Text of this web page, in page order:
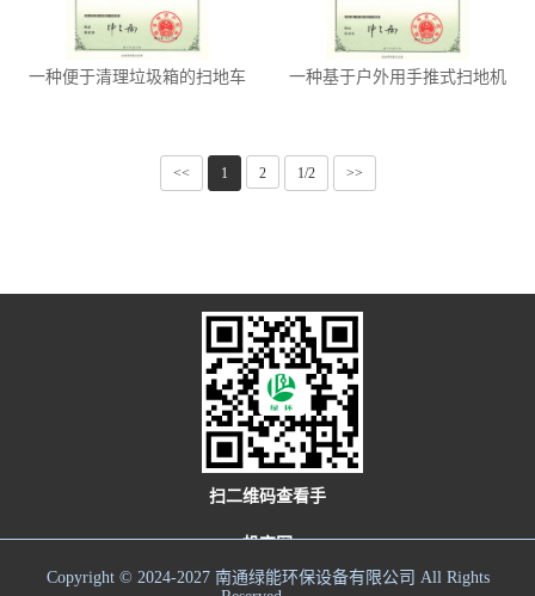
一种便于清理垃圾箱的扫地车 一种基于户外用手推式扫地机
<< 1 2 1/2 >>
扫二维码查看手
机官网
Copyright © 2024-2027 南通绿能环保设备有限公司 All Rights